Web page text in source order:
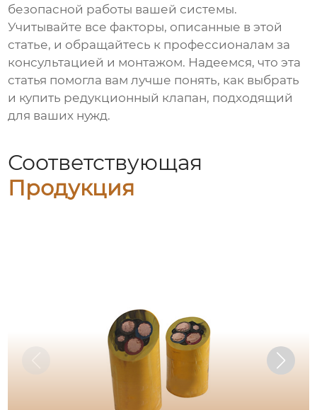
безопасной работы вашей системы.
Учитывайте все факторы, описанные в этой
статье, и обращайтесь к профессионалам за
консультацией и монтажом. Надеемся, что эта
статья помогла вам лучше понять, как выбрать
и купить редукционный клапан, подходящий
для ваших нужд.
Соответствующая
Продукция